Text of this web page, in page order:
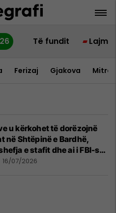
Të fundit Lajme
Ferizaj Gjakova
u kërkohet të dorëzojnë
në Shtëpinë e Bardhë,
e stafit dhe ai i FBI-së
hetimin intensiv për
16/07/2026